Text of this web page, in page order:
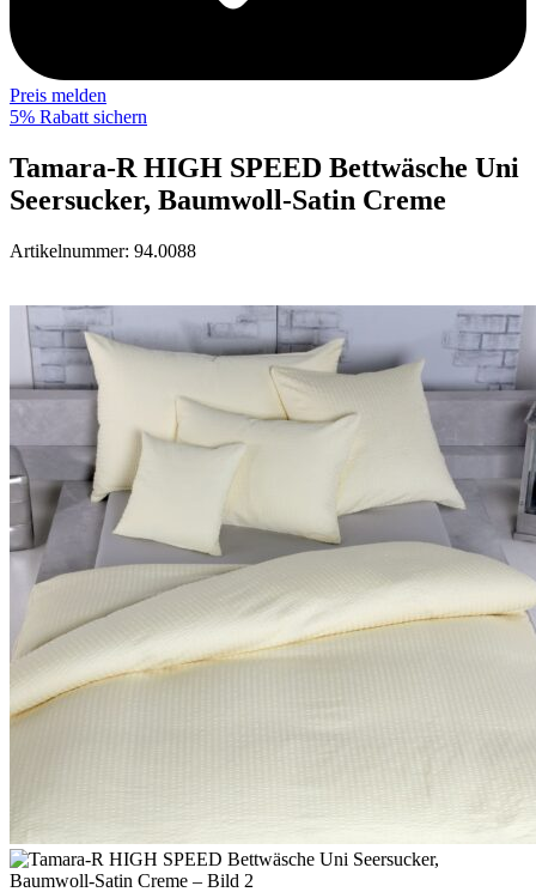
Preis melden
5% Rabatt sichern
Tamara-R HIGH SPEED Bettwäsche Uni
Seersucker, Baumwoll-Satin Creme
Artikelnummer: 94.0088